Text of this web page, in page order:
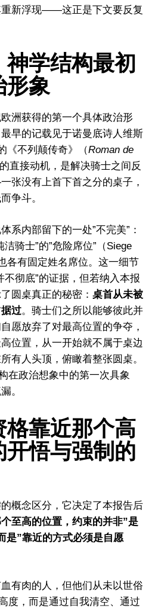
重新浮现——这正是下文要反复
神学结构最初
形象
洲获得的第一个具体政治形
早的记载见于诺曼底诗人维斯
《不列颠传奇》（Roman de
直接动机，是解决骑士之间反
张没有上首下首之分的桌子，
争斗。
系内部留下的一处”不完美”：
骑士”的”危险席位”（Siege
各有固定姓名席位。这一细节
不彻底”的证据，但若纳入本报
圆桌真正的秘密： 桌首从未被
过。骑士们之所以能够彼此并
愿放弃了对最高位置的争夺，
位置，从一开始就不属于桌边
人头顶，俯瞰着整张圆桌。
在政治想象中的第一次具象
。
格靠近那个高
开悟与强制的
概念区分，它决定了本报告后
至高的位置，约束的并非”是
是”靠近的方式必须是自愿
有肉的人，但他们从未以世俗
度，而是通过自我清空、通过